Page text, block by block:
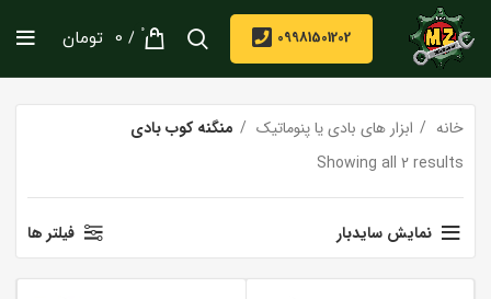
09981501202
0
/
0 تومان
خانه ابزار های بادی یا پنوماتیک
منگنه کوب بادی
Showing all 2 results
نمایش سایدبار فیلتر ها